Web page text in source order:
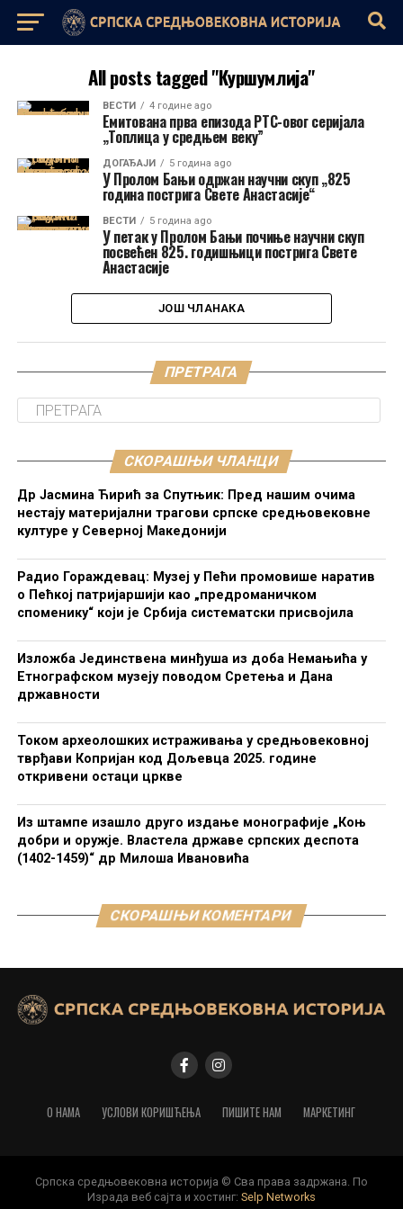
All posts tagged "Куршумлија"
ВЕСТИ 4 године ago
Емитована прва епизода РТС-овог серијала
„Топлица у средњем веку”
ДОГАЂАЈИ 5 година ago
У Пролом Бањи одржан научни скуп „825
година пострига Свете Анастасије“
ВЕСТИ 5 година ago
У петак у Пролом Бањи почиње научни скуп
посвећен 825. годишњици пострига Свете
Анастасије
ЈОШ ЧЛАНАКА
ПРЕТРАГА
СКОРАШЊИ ЧЛАНЦИ
Др Јасмина Ћирић за Спутњик: Пред нашим очима
нестају материјални трагови српске средњовековне
културе у Северној Македонији
Радио Гораждевац: Музеј у Пећи промовише наратив
о Пећкој патријаршији као „предроманичком
споменику“ који је Србија систематски присвојила
Изложба Јединствена минђуша из доба Немањића у
Етнографском музеју поводом Сретења и Дана
државности
Током археолошких истраживања у средњовековној
тврђави Копријан код Дољевца 2025. године
откривени остаци цркве
Из штампе изашло друго издање монографије „Коњ
добри и оружје. Властела државе српских деспота
(1402-1459)“ др Милоша Ивановића
СКОРАШЊИ КОМЕНТАРИ
О НАМА УСЛОВИ КОРИШЋЕЊА ПИШИТЕ НАМ МАРКЕТИНГ
Српска средњовековна историја © Сва права задржана. По
Израда веб сајта и хостинг: Selp Networks